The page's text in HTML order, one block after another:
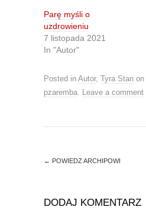
i
t
t
e
r
(
e
n
s
i
d
o
p
e
n
s
n
Parę myśli o
uzdrowieniu
7 listopada 2021
In "Autor"
Posted in Autor, Tyra Stan on
pzaremba. Leave a comment
← POWIEDZ ARCHIPOWI
DODAJ KOMENTARZ